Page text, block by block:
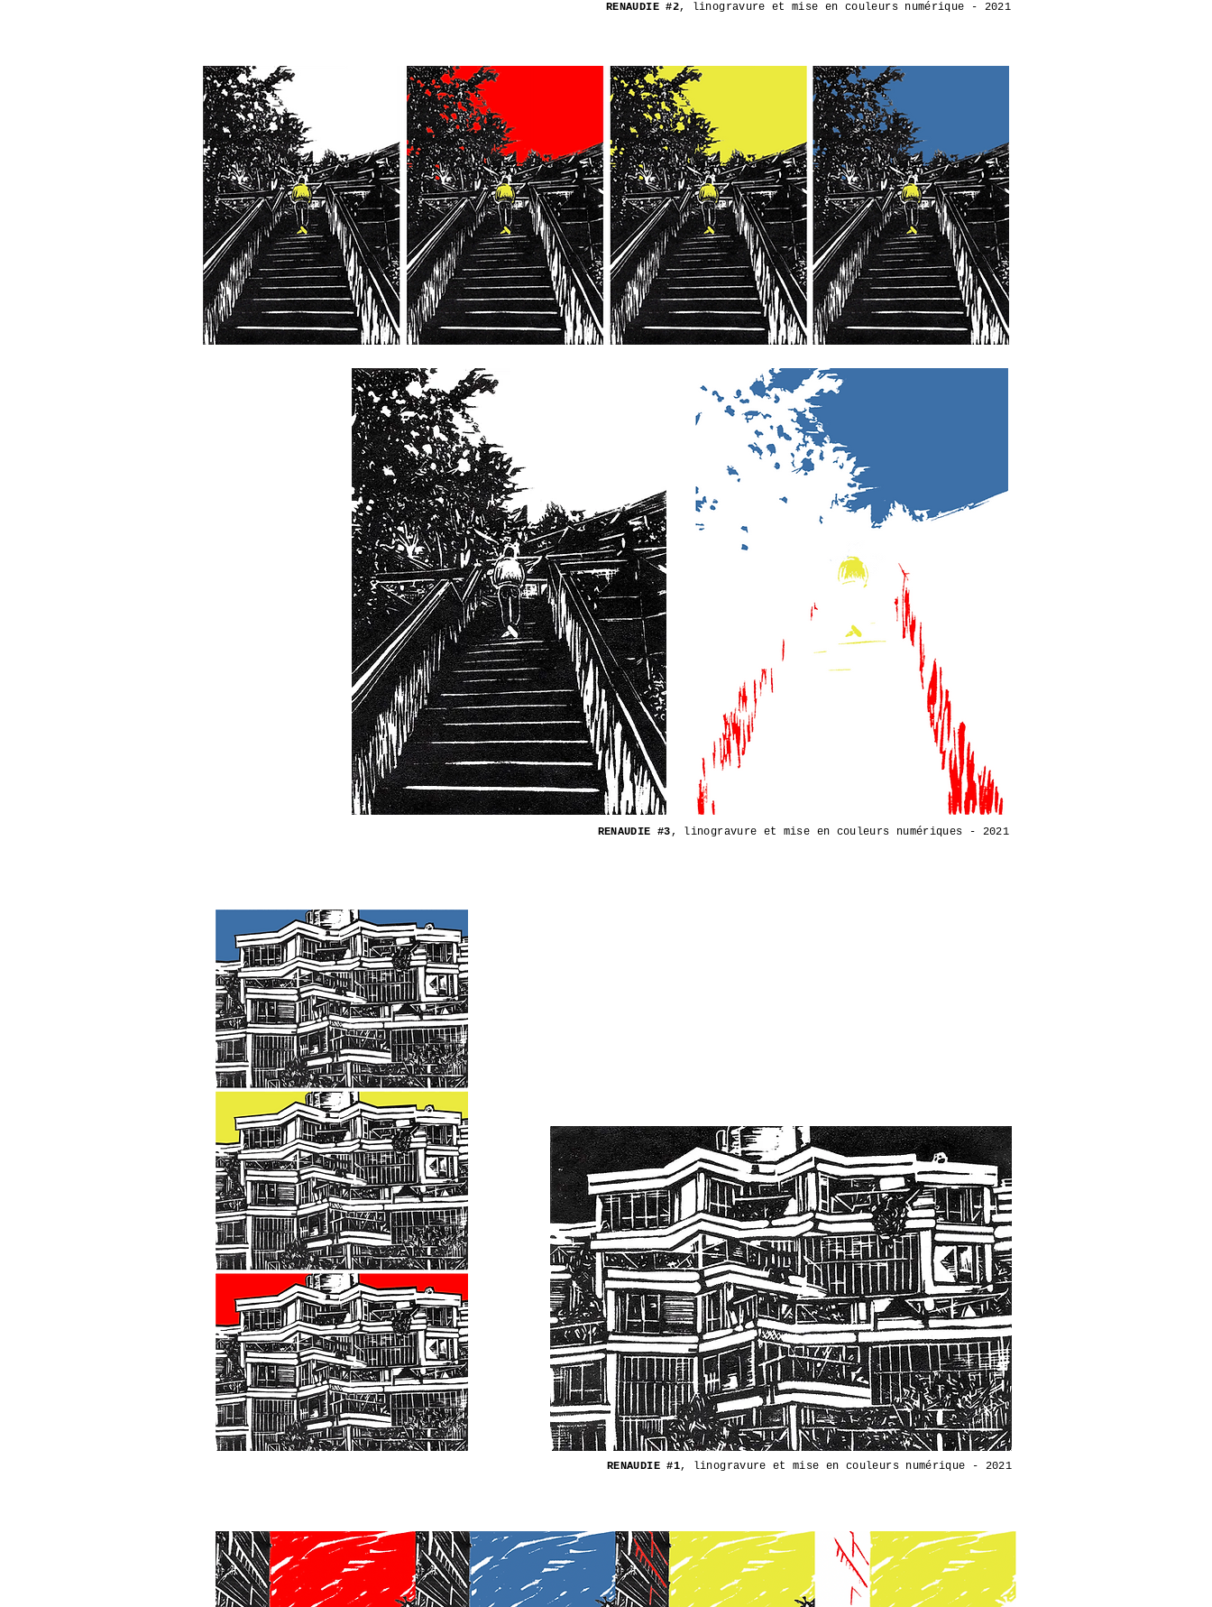
RENAUDIE #2, linogravure et mise en couleurs numérique - 2021
RENAUDIE #3, linogravure et mise en couleurs numériques - 2021
RENAUDIE #1, linogravure et mise en couleurs numérique - 2021